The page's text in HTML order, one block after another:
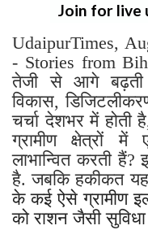
Join for live
UdaipurTimes,
- Stories from
तेजी से आगे बढ़ती
विकास,
चर्चा देशभर में
ग्रामीण
लाभान्वित करती हैं?
है. जबकि हकीकत
के कई ऐसे ग्रामीण
को राशन जैसी